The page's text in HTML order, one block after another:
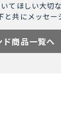
てほしい大切な
共にメッセー
ド商品一覧へ